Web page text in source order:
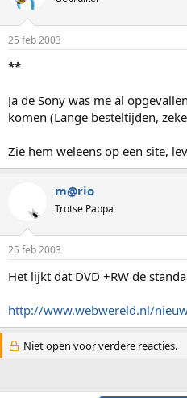
25 feb 2003
**
Ja de Sony was me al
komen (Lange besteltijden,
Zie hem weleens op een site,
m@rio
Trotse Pappa
25 feb 2003
Het lijkt dat DVD +RW de
http://www.webwereld.nl/
Niet open voor verdere reacties.